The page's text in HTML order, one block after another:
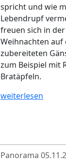
spricht und wie
Lebendrupf
freuen sich in
Weihnachten auf
zubereiteten
zum Beispiel mit
Bratäpfeln.
weiterlesen
Panorama